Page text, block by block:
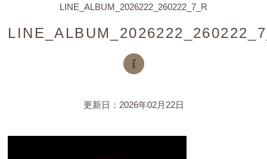
YouTubeチャンネル
LINE_ALBUM_2026222_260222_7_R
更新日：2026年02月22日